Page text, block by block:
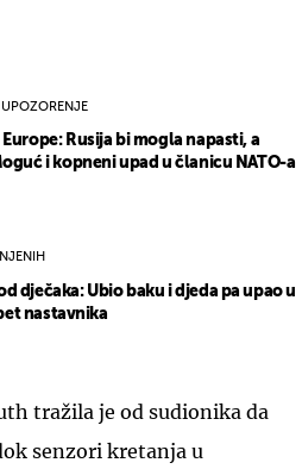
Rusija bi mogla napasti, a
i kopneni upad u članicu NATO-a
dječaka: Ubio baku i djeda pa upao u
nastavnika
tražila je od sudionika da
senzori kretanja u